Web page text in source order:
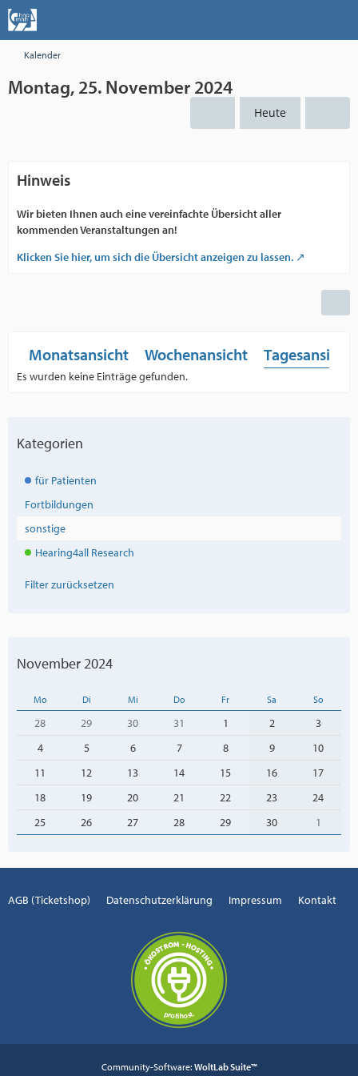
Kalender
Montag, 25. November 2024
Heute
Hinweis
Wir bieten Ihnen auch eine vereinfachte Übersicht aller
kommenden Veranstaltungen an!
Klicken Sie hier, um sich die Übersicht anzeigen zu lassen.
Monatsansicht Wochenansicht Tagesansicht
Es wurden keine Einträge gefunden.
Kategorien
für Patienten
Fortbildungen
sonstige
Hearing4all Research
Filter zurücksetzen
November 2024
Mo Di Mi Do Fr Sa So
28 29 30 31 1 2
3
4
5 6 7 8 9
10
11
12 13 14 15 16
17
18
19 20 21 22 23
24
25
26 27 28 29 30 1
AGB (Ticketshop) Datenschutzerklärung Impressum Kontakt
Community-Software: WoltLab Suite™